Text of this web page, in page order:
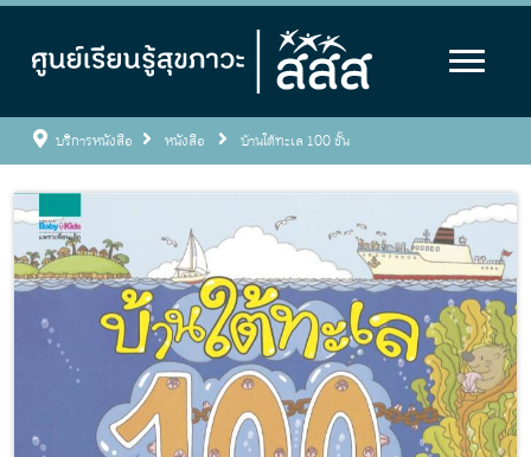
บริการหนังสือ หนังสือ บ้านใต้ทะเล 100 ชั้น